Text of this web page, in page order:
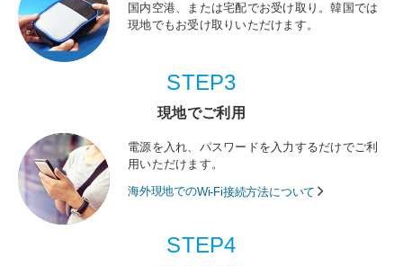
国内空港、または宅配でお受け取り。韓国では
現地でもお受け取りいただけます。
STEP3
現地でご利用
電源を入れ、パスワードを入力するだけでご利
用いただけます。
海外現地でのWi-Fi接続方法について
STEP4